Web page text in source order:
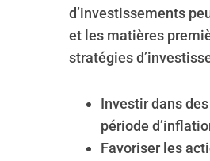
d’investissements
et les matières
stratégies
Investir dans des
période
Favoriser les